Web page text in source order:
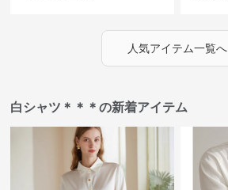
人気アイテム一覧へ
白シャツ＊＊＊の新着アイテム